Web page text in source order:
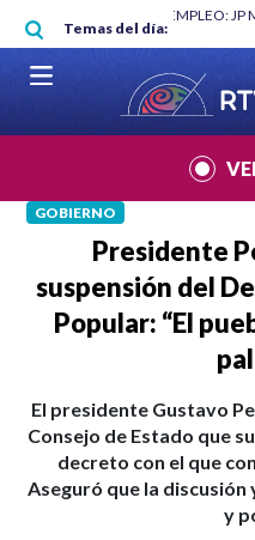
Pasar al contenido principal
Temas del día:
"HABLAR NO ES UN
GOBIERNO
Presidente
suspensión del
Popular: “El
El presidente Gustavo
Consejo de Estado que
decreto con el que
Aseguró que la
y